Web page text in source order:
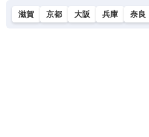
滋賀 京都 大阪 兵庫 奈良